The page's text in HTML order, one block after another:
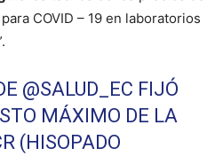
COVID – 19 en laboratorios
@SALUD_EC FIJÓ
MÁXIMO DE LA
(HISOPADO